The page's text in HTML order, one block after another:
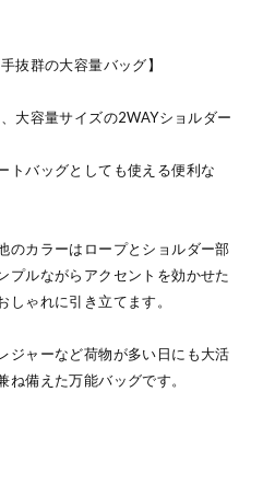
抜群の大容量バッグ】
大容量サイズの2WAYショルダー
トバッグとしても使える便利な
のカラーはロープとショルダー部
プルながらアクセントを効かせた
ゃれに引き立てます。
ジャーなど荷物が多い日にも大活
備えた万能バッグです。